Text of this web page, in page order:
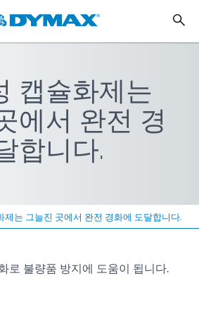
캡슐화제는
에서 완전 경
합니다.
제는 그늘진 곳에서 완전 경화에 도달합니다.
로 불량품 방지에 도움이 됩니다.